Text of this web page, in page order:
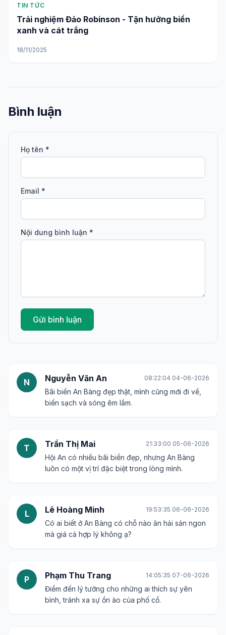
TIN TỨC
Trải nghiệm Đảo Robinson - Tận hưởng biển
xanh và cát trắng
18/11/2025
Bình luận
Họ tên *
Email *
Nội dung bình luận *
Gửi bình luận
N Nguyễn Văn An 08:22:04 04-06-2026
Bãi biển An Bàng đẹp thật, mình cũng mới đi về,
biển sạch và sóng êm lắm.
T Trần Thị Mai 21:33:00 05-06-2026
Hội An có nhiều bãi biển đẹp, nhưng An Bàng
luôn có một vị trí đặc biệt trong lòng mình.
L Lê Hoàng Minh 19:53:35 06-06-2026
Có ai biết ở An Bàng có chỗ nào ăn hải sản ngon
mà giá cả hợp lý không ạ?
P Phạm Thu Trang 14:05:35 07-06-2026
Điểm đến lý tưởng cho những ai thích sự yên
bình, tránh xa sự ồn ào của phố cổ.